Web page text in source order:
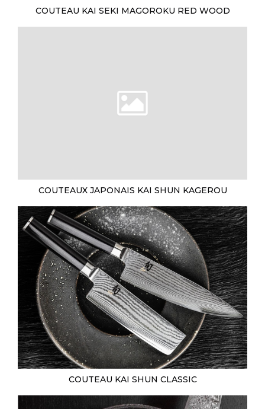
COUTEAU KAI SEKI MAGOROKU RED WOOD
COUTEAUX JAPONAIS KAI SHUN KAGEROU
COUTEAU KAI SHUN CLASSIC